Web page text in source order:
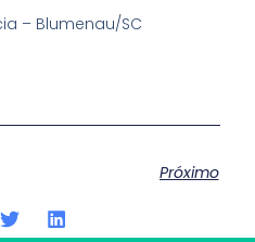
– Blumenau/SC
Próximo